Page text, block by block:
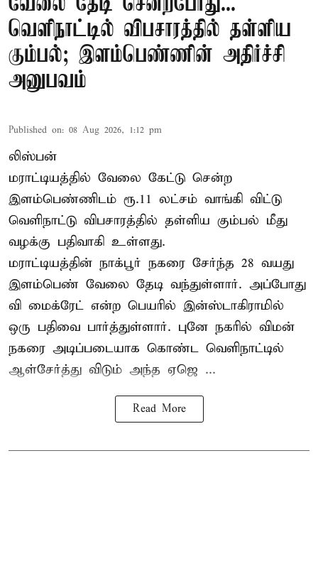
வெளிநாட்டில் விபசாரத்தில் தள்ளிய
கும்பல்; இளம்பெண்ணின் அதிர்ச்சி
அனுபவம்
Published on: 08 Aug 2026, 1:12 pm
லிஸ்பன்
மராட்டியத்தில் வேலை கேட்டு சென்ற
இளம்பெண்ணிடம் ரூ.11 லட்சம் வாங்கி விட்டு
வெளிநாட்டு விபசாரத்தில் தள்ளிய கும்பல் மீது
வழக்கு பதிவாகி உள்ளது.
மராட்டியத்தின் நாக்பூர் நகரை சேர்ந்த 28 வயது
இளம்பெண் வேலை தேடி வந்துள்ளார். அப்போது
வி மைக்ரேட் என்ற பெயரில் இன்ஸ்டாகிராமில்
ஒரு பதிவை பார்த்துள்ளார். புனே நகரில் விமன்
நகரை அடிப்படையாக கொண்ட வெளிநாட்டில்
ஆள்சேர்த்து விடும் அந்த ஏஜெ ...
Read More